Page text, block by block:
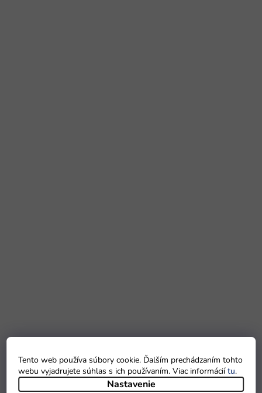
Tento web používa súbory cookie. Ďalším prechádzaním tohto
webu vyjadrujete súhlas s ich používaním. Viac informáciítu.
Nastavenie